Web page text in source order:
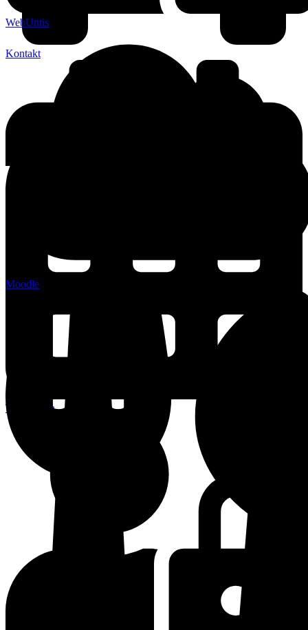
WebUntis
Moodle
Kontakt
Terminplan